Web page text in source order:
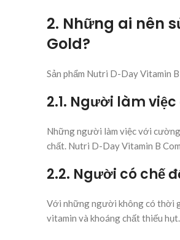
2. Những ai nên
Gold?
Sản phẩm Nutri D-Day Vitamin
2.1. Người làm
Những người làm việc với
chất. Nutri D-Day Vitamin B
2.2. Người có chế
Với những người không có thời
vitamin và khoáng chất thiếu hụt.